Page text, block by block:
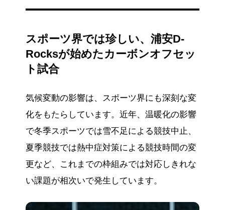
りの新米のおにぎりも堪能しました。
蛍の里にとっては新たな収益源と地域活性化、
ヤンマーマルシェにとっては食農産業とスポー
ツという強いコンテンツの組み合わせによる社
とってはスポーツの共感の力を活かした環境問
ます。環境・地域・スポーツという異分野をつ
なぎ合わせた共創事例として、持続可能な社会
の実現に向けた歩みを加速することが期待され
ています。
スポーツ界では珍しい、浦安D-
Rocksが始めたカーボンオフセッ
ト試合
気候変動の影響は、スポーツ界にも深刻な変
化をもたらしています。近年、温暖化の影響
で冬季スポーツでは雪不足による競技中止、
夏季競技では熱中症対策による競技時間の変
更など、これまでの枠組みでは対応しきれな
い課題が相次いで発生しています。